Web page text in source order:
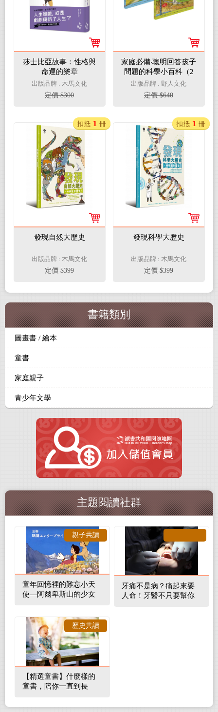
莎士比亞故事：性格與
命運的樂章
出版品牌 : 木馬文化
定價 $300
家庭必備‧聰明回答孩子
問題的科學小百科（2
冊套書）
出版品牌 : 野人文化
定價 $640
發現自然大歷史
出版品牌 : 木馬文化
定價 $399
扣抵 1 冊
發現科學大歷史
出版品牌 : 木馬文化
定價 $399
扣抵 1 冊
書籍類別
圖畫書 / 繪本
童書
家庭親子
青少年文學
主題閱讀社群
童年回憶裡的難忘小天
使—阿爾卑斯山的少女
親子共讀
牙痛不是病？痛起來要
人命！牙醫不只要幫你
【精選童書】什麼樣的
童書，陪你一直到長
歷史共讀